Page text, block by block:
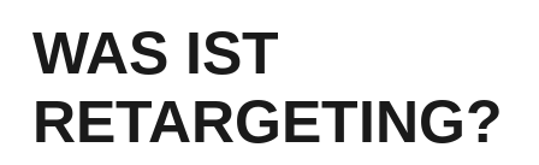
WAS IST
RETARGETING?